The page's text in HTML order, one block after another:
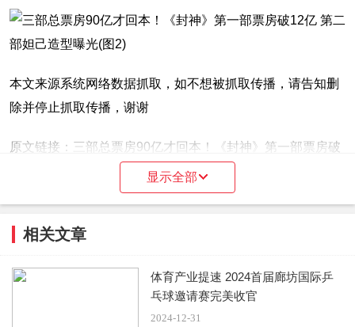
本文来源系统网络数据抓取，如不想被抓取传播，请告知删
除并停止抓取传播，谢谢
原文链接： 三部总票房90亿才回本！《封神》第一部票房破
12亿 第二部妲己造型曝光显示全部
相关文章
体育产业提速 2024首届廊坊国际乒
乓球邀请赛完美收官
2024-12-31